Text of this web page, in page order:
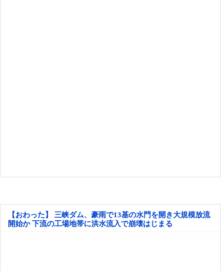
【おわった】 三峡ダム、豪雨で13基の水門を開き大規模放流
開始か 下流の工場地帯に洪水流入で崩壊はじまる